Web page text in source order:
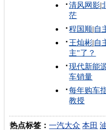
清风网影|
茫
程国顺|自
王灿彬|自
主"了？
现代新能
车销量
每年购车
教授
热点标签：一汽大众 本田